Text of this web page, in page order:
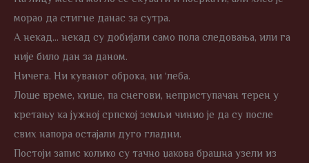
морао да стигне данас за сутра.
А некад… некад су добијали само пола следовања, или га
није било дан за даном.
Ничега. Ни куваног оброка, ни ‘леба.
Лоше време, кише, па снегови, неприступачан терен у
кретању ка јужној српској земљи чинио је да су после
свих напора остајали дуго гладни.
Постоји запис колико су тачно џакова брашна узели из